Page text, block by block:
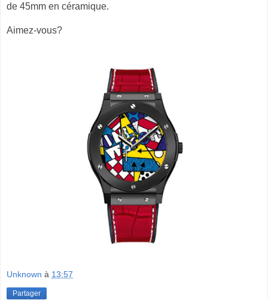
de 45mm en céramique.
Aimez-vous?
Unknown à 13:57
Partager